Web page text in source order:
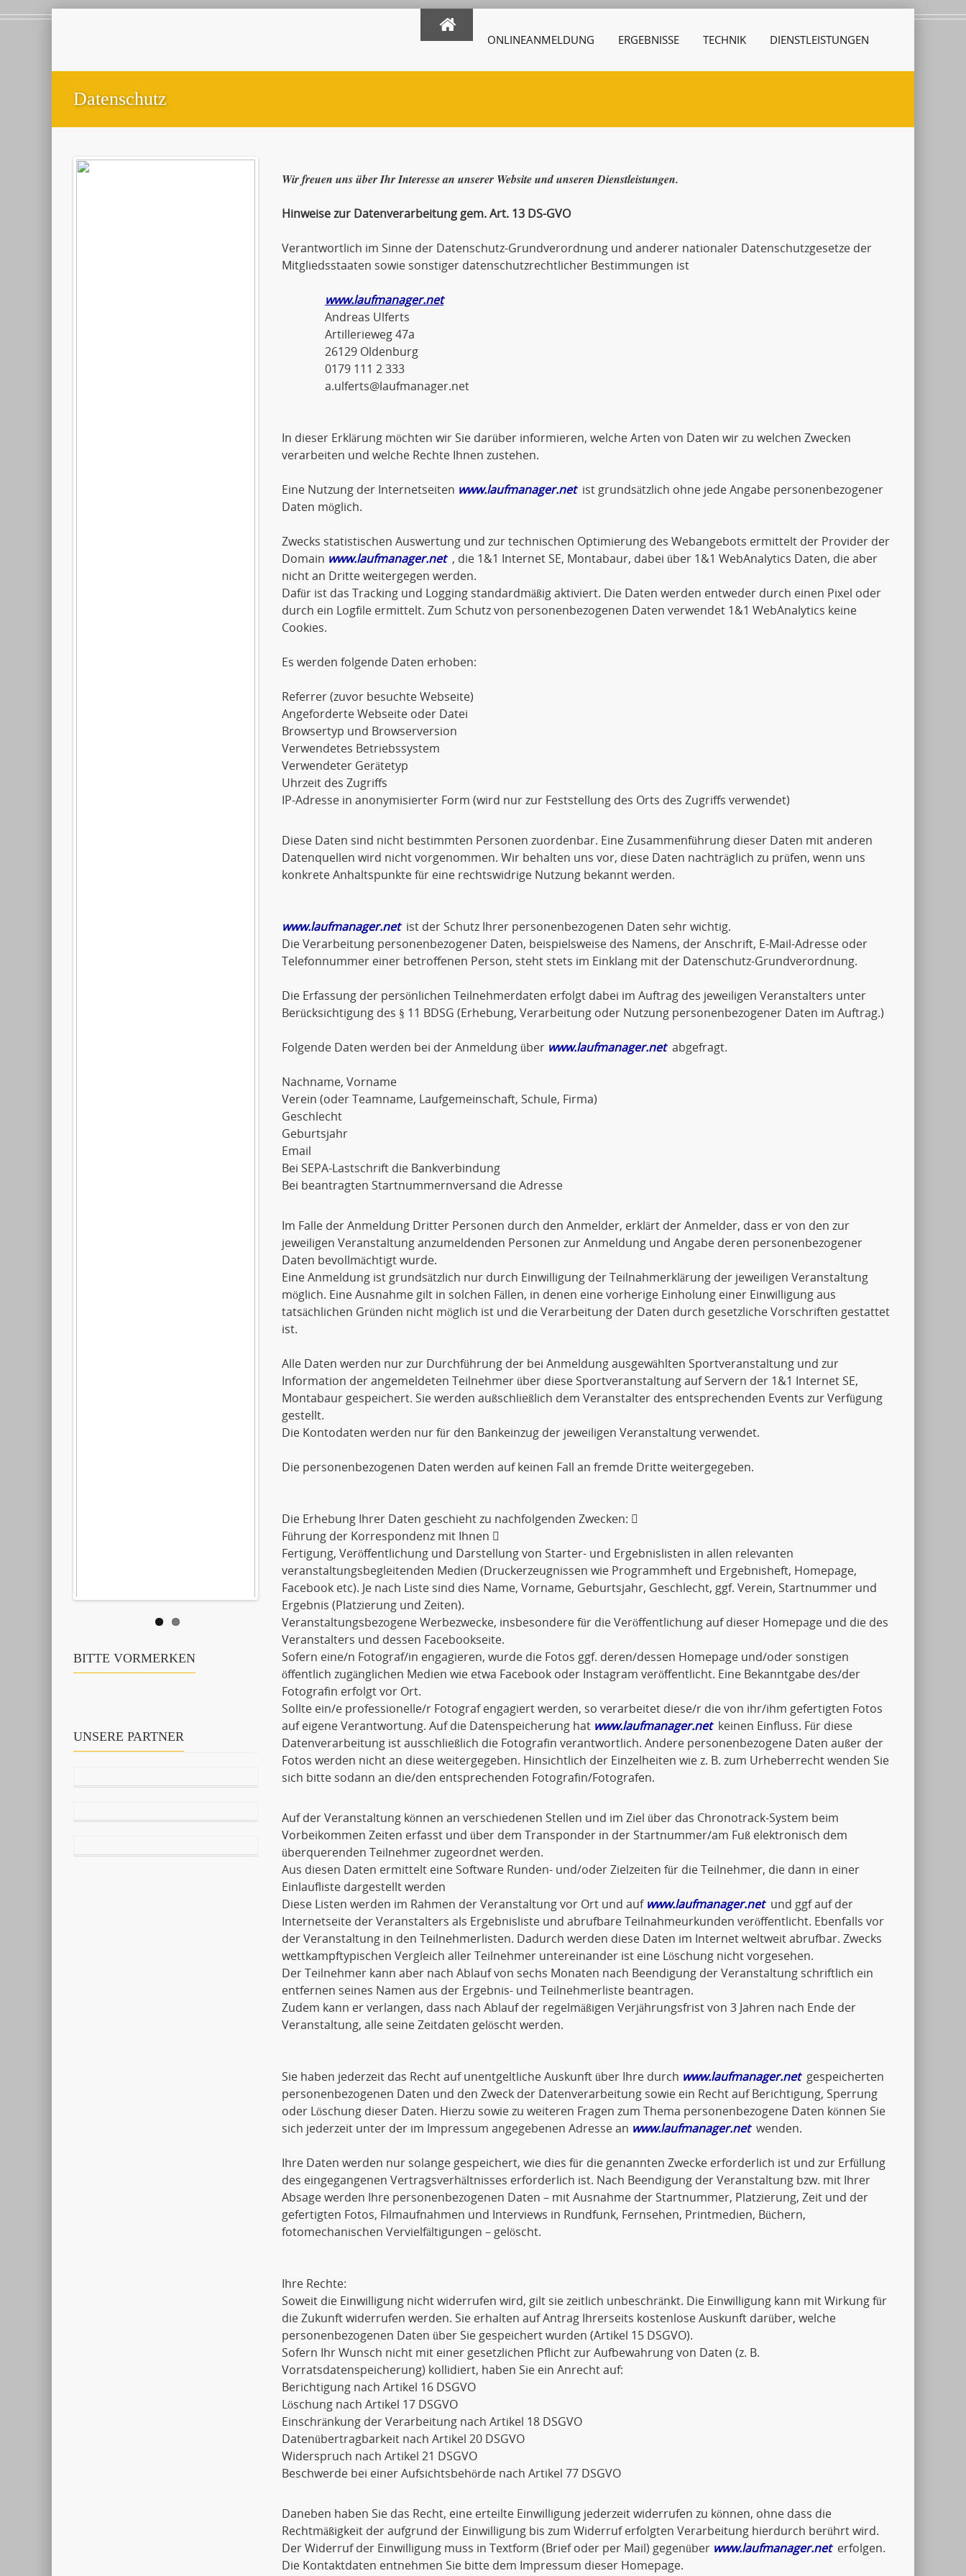
ONLINEANMELDUNG ERGEBNISSE TECHNIK DIENSTLEISTUNGEN
Datenschutz
BITTE VORMERKEN
UNSERE PARTNER
Wir freuen uns über Ihr Interesse an unserer Website und unseren Dienstleistungen.
Hinweise zur Datenverarbeitung gem. Art. 13 DS-GVO
Verantwortlich im Sinne der Datenschutz-Grundverordnung und anderer nationaler Datenschutzgesetze der
Mitgliedsstaaten sowie sonstiger datenschutzrechtlicher Bestimmungen ist
www.laufmanager.net
Andreas Ulferts
Artillerieweg 47a
26129 Oldenburg
0179 111 2 333
a.ulferts@laufmanager.net
In dieser Erklärung möchten wir Sie darüber informieren, welche Arten von Daten wir zu welchen Zwecken
verarbeiten und welche Rechte Ihnen zustehen.
Eine Nutzung der Internetseiten www.laufmanager.netist grundsätzlich ohne jede Angabe personenbezogener
Daten möglich.
Zwecks statistischen Auswertung und zur technischen Optimierung des Webangebots ermittelt der Provider der
Domain www.laufmanager.net, die 1&1 Internet SE, Montabaur, dabei über 1&1 WebAnalytics Daten, die aber
nicht an Dritte weitergegen werden.
Dafür ist das Tracking und Logging standardmäßig aktiviert. Die Daten werden entweder durch einen Pixel oder
durch ein Logfile ermittelt. Zum Schutz von personenbezogenen Daten verwendet 1&1 WebAnalytics keine
Cookies.
Es werden folgende Daten erhoben:
Referrer (zuvor besuchte Webseite)
Angeforderte Webseite oder Datei
Browsertyp und Browserversion
Verwendetes Betriebssystem
Verwendeter Gerätetyp
Uhrzeit des Zugriffs
IP-Adresse in anonymisierter Form (wird nur zur Feststellung des Orts des Zugriffs verwendet)
Diese Daten sind nicht bestimmten Personen zuordenbar. Eine Zusammenführung dieser Daten mit anderen
Datenquellen wird nicht vorgenommen. Wir behalten uns vor, diese Daten nachträglich zu prüfen, wenn uns
konkrete Anhaltspunkte für eine rechtswidrige Nutzung bekannt werden.
www.laufmanager.netist der Schutz Ihrer personenbezogenen Daten sehr wichtig.
Die Verarbeitung personenbezogener Daten, beispielsweise des Namens, der Anschrift, E-Mail-Adresse oder
Telefonnummer einer betroffenen Person, steht stets im Einklang mit der Datenschutz-Grundverordnung.
Die Erfassung der persönlichen Teilnehmerdaten erfolgt dabei im Auftrag des jeweiligen Veranstalters unter
Berücksichtigung des § 11 BDSG (Erhebung, Verarbeitung oder Nutzung personenbezogener Daten im Auftrag.)
Folgende Daten werden bei der Anmeldung über www.laufmanager.netabgefragt.
Nachname, Vorname
Verein (oder Teamname, Laufgemeinschaft, Schule, Firma)
Geschlecht
Geburtsjahr
Email
Bei SEPA-Lastschrift die Bankverbindung
Bei beantragten Startnummernversand die Adresse
Im Falle der Anmeldung Dritter Personen durch den Anmelder, erklärt der Anmelder, dass er von den zur
jeweiligen Veranstaltung anzumeldenden Personen zur Anmeldung und Angabe deren personenbezogener
Daten bevollmächtigt wurde.
Eine Anmeldung ist grundsätzlich nur durch Einwilligung der Teilnahmerklärung der jeweiligen Veranstaltung
möglich. Eine Ausnahme gilt in solchen Fällen, in denen eine vorherige Einholung einer Einwilligung aus
tatsächlichen Gründen nicht möglich ist und die Verarbeitung der Daten durch gesetzliche Vorschriften gestattet
ist.
Alle Daten werden nur zur Durchführung der bei Anmeldung ausgewählten Sportveranstaltung und zur
Information der angemeldeten Teilnehmer über diese Sportveranstaltung auf Servern der 1&1 Internet SE,
Montabaur gespeichert. Sie werden außschließlich dem Veranstalter des entsprechenden Events zur Verfügung
gestellt.
Die Kontodaten werden nur für den Bankeinzug der jeweiligen Veranstaltung verwendet.
Die personenbezogenen Daten werden auf keinen Fall an fremde Dritte weitergegeben.
Die Erhebung Ihrer Daten geschieht zu nachfolgenden Zwecken: 
Führung der Korrespondenz mit Ihnen 
Fertigung, Veröffentlichung und Darstellung von Starter- und Ergebnislisten in allen relevanten
veranstaltungsbegleitenden Medien (Druckerzeugnissen wie Programmheft und Ergebnisheft, Homepage,
Facebook etc). Je nach Liste sind dies Name, Vorname, Geburtsjahr, Geschlecht, ggf. Verein, Startnummer und
Ergebnis (Platzierung und Zeiten).
Veranstaltungsbezogene Werbezwecke, insbesondere für die Veröffentlichung auf dieser Homepage und die des
Veranstalters und dessen Facebookseite.
Sofern eine/n Fotograf/in engagieren, wurde die Fotos ggf. deren/dessen Homepage und/oder sonstigen
öffentlich zugänglichen Medien wie etwa Facebook oder Instagram veröffentlicht. Eine Bekanntgabe des/der
Fotografin erfolgt vor Ort.
Sollte ein/e professionelle/r Fotograf engagiert werden, so verarbeitet diese/r die von ihr/ihm gefertigten Fotos
auf eigene Verantwortung. Auf die Datenspeicherung hat www.laufmanager.netkeinen Einfluss. Für diese
Datenverarbeitung ist ausschließlich die Fotografin verantwortlich. Andere personenbezogene Daten außer der
Fotos werden nicht an diese weitergegeben. Hinsichtlich der Einzelheiten wie z. B. zum Urheberrecht wenden Sie
sich bitte sodann an die/den entsprechenden Fotografin/Fotografen.
Auf der Veranstaltung können an verschiedenen Stellen und im Ziel über das Chronotrack-System beim
Vorbeikommen Zeiten erfasst und über dem Transponder in der Startnummer/am Fuß elektronisch dem
überquerenden Teilnehmer zugeordnet werden.
Aus diesen Daten ermittelt eine Software Runden- und/oder Zielzeiten für die Teilnehmer, die dann in einer
Einlaufliste dargestellt werden
Diese Listen werden im Rahmen der Veranstaltung vor Ort und auf www.laufmanager.netund ggf auf der
Internetseite der Veranstalters als Ergebnisliste und abrufbare Teilnahmeurkunden veröffentlicht. Ebenfalls vor
der Veranstaltung in den Teilnehmerlisten. Dadurch werden diese Daten im Internet weltweit abrufbar. Zwecks
wettkampftypischen Vergleich aller Teilnehmer untereinander ist eine Löschung nicht vorgesehen.
Der Teilnehmer kann aber nach Ablauf von sechs Monaten nach Beendigung der Veranstaltung schriftlich ein
entfernen seines Namen aus der Ergebnis- und Teilnehmerliste beantragen.
Zudem kann er verlangen, dass nach Ablauf der regelmäßigen Verjährungsfrist von 3 Jahren nach Ende der
Veranstaltung, alle seine Zeitdaten gelöscht werden.
Sie haben jederzeit das Recht auf unentgeltliche Auskunft über Ihre durch www.laufmanager.netgespeicherten
personenbezogenen Daten und den Zweck der Datenverarbeitung sowie ein Recht auf Berichtigung, Sperrung
oder Löschung dieser Daten. Hierzu sowie zu weiteren Fragen zum Thema personenbezogene Daten können Sie
sich jederzeit unter der im Impressum angegebenen Adresse an www.laufmanager.netwenden.
Ihre Daten werden nur solange gespeichert, wie dies für die genannten Zwecke erforderlich ist und zur Erfüllung
des eingegangenen Vertragsverhältnisses erforderlich ist. Nach Beendigung der Veranstaltung bzw. mit Ihrer
Absage werden Ihre personenbezogenen Daten – mit Ausnahme der Startnummer, Platzierung, Zeit und der
gefertigten Fotos, Filmaufnahmen und Interviews in Rundfunk, Fernsehen, Printmedien, Büchern,
fotomechanischen Vervielfältigungen – gelöscht.
Ihre Rechte:
Soweit die Einwilligung nicht widerrufen wird, gilt sie zeitlich unbeschränkt. Die Einwilligung kann mit Wirkung für
die Zukunft widerrufen werden. Sie erhalten auf Antrag Ihrerseits kostenlose Auskunft darüber, welche
personenbezogenen Daten über Sie gespeichert wurden (Artikel 15 DSGVO).
Sofern Ihr Wunsch nicht mit einer gesetzlichen Pflicht zur Aufbewahrung von Daten (z. B.
Vorratsdatenspeicherung) kollidiert, haben Sie ein Anrecht auf:
Berichtigung nach Artikel 16 DSGVO
Löschung nach Artikel 17 DSGVO
Einschränkung der Verarbeitung nach Artikel 18 DSGVO
Datenübertragbarkeit nach Artikel 20 DSGVO
Widerspruch nach Artikel 21 DSGVO
Beschwerde bei einer Aufsichtsbehörde nach Artikel 77 DSGVO
Daneben haben Sie das Recht, eine erteilte Einwilligung jederzeit widerrufen zu können, ohne dass die
Rechtmäßigkeit der aufgrund der Einwilligung bis zum Widerruf erfolgten Verarbeitung hierdurch berührt wird.
Der Widerruf der Einwilligung muss in Textform (Brief oder per Mail) gegenüber www.laufmanager.neterfolgen.
Die Kontaktdaten entnehmen Sie bitte dem Impressum dieser Homepage.